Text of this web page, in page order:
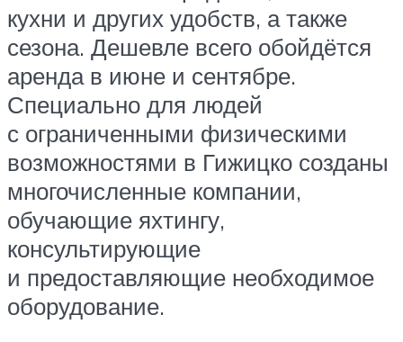
кухни и других удобств, а также
сезона. Дешевле всего обойдётся
аренда в июне и сентябре.
Специально для людей
с ограниченными физическими
возможностями в Гижицко созданы
многочисленные компании,
обучающие яхтингу,
консультирующие
и предоставляющие необходимое
оборудование.